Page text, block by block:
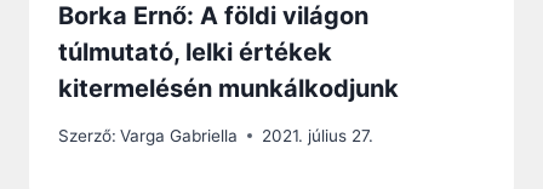
Borka Ernő: A földi világon
túlmutató, lelki értékek
kitermelésén munkálkodjunk
Szerző: Varga Gabriella 2021. július 27.